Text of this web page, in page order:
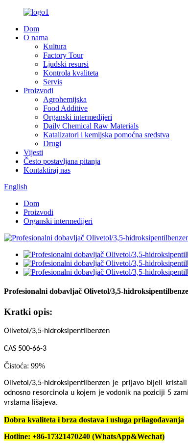
Dom
O nama
Kultura
Factory Tour
Ljudski resursi
Kontrola kvaliteta
Servis
Proizvodi
Agrohemijska
Food Additive
Organski intermedijeri
Daily Chemical Raw Materials
Katalizatori i kemijska pomoćna sredstva
Drugi
Vijesti
Često postavljana pitanja
Kontaktiraj nas
English
Dom
Proizvodi
Organski intermedijeri
Profesionalni dobavljač Olivetol/3,5-
Kratki opis:
Olivetol/3,5-hidroksipentilbenzen
CAS 500-66-3
Čistoća: 99%
Olivetol/3,5-hidroksipentilbenzen je prljavo bijeli
odnosno resorcinola u kojem je vodonik na poziciji 5
vrstama lišajeva.
Dobra kvaliteta i brza dostava i usluga prilagođavanja
Hotline: +86-17321470240 (WhatsApp&Wechat)